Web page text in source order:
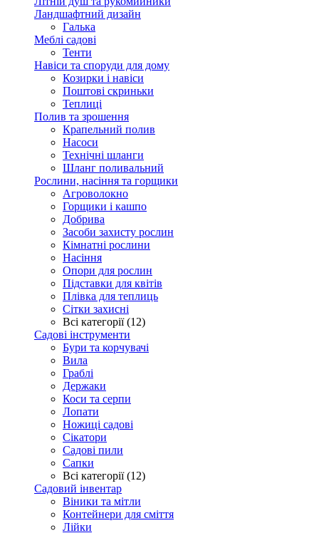
Ландшафтний дизайн
Галька
Меблі садові
Тенти
Навіси та споруди для дому
Козирки і навіси
Поштові скриньки
Теплиці
Полив та зрошення
Крапельний полив
Насоси
Технічні шланги
Шланг поливальний
Рослини, насіння та горщики
Агроволокно
Горщики і кашпо
Добрива
Засоби захисту рослин
Кімнатні рослини
Насіння
Опори для рослин
Підставки для квітів
Плівка для теплиць
Сітки захисні
Всі категорії (12)
Садові інструменти
Бури та корчувачі
Вила
Граблі
Держаки
Коси та серпи
Лопати
Ножиці садові
Сікатори
Садові пили
Сапки
Всі категорії (12)
Садовий інвентар
Віники та мітли
Контейнери для сміття
Лійки